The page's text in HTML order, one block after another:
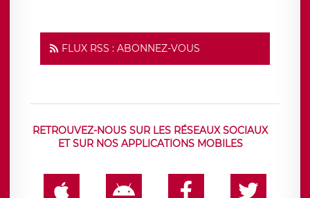
FLUX RSS : ABONNEZ-VOUS
RETROUVEZ-NOUS SUR LES RÉSEAUX SOCIAUX
ET SUR NOS APPLICATIONS MOBILES